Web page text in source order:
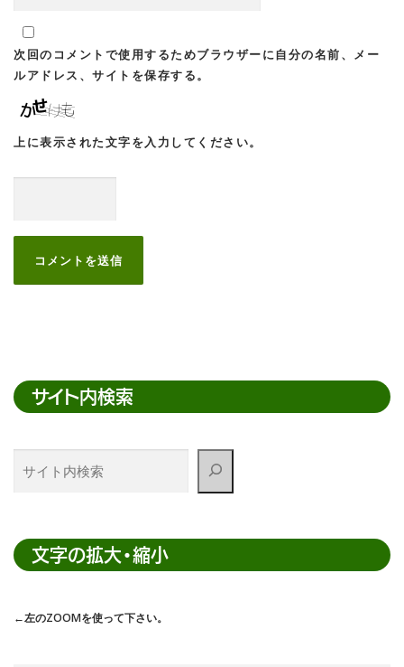
次回のコメントで使用するためブラウザーに自分の名前、メー
ルアドレス、サイトを保存する。
上に表示された文字を入力してください。
サイト内検索
検
索
文字の拡大・縮小
←左のZOOMを使って下さい。